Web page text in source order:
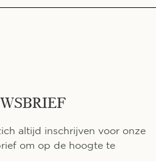
altijd inschrijven voor onze
om op de hoogte te